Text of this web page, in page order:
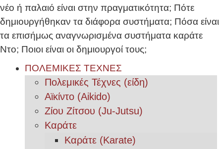
νέο ή παλαιό είναι στην πραγματικότητα; Πότε
δημιουργήθηκαν τα διάφορα συστήματα; Πόσα είναι
τα επισήμως αναγνωρισμένα συστήματα καράτε
Ντο; Ποιοι είναι οι δημιουργοί τους;
ΠΟΛΕΜΙΚΕΣ ΤΕΧΝΕΣ
Πολεμικές Τέχνες (είδη)
Αϊκίντο (Aikido)
Ζίου Ζίτσου (Ju-Jutsu)
Καράτε
Καράτε (Karate)